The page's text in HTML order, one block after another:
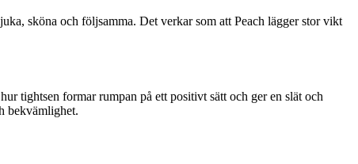
sköna och följsamma. Det verkar som att Peach lägger stor vikt
tightsen formar rumpan på ett positivt sätt och ger en slät och
bekvämlighet.